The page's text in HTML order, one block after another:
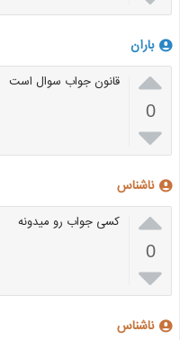
باران

0

قانون جواب سوال است
ناشناس

0

کسی جواب رو میدونه
ناشناس